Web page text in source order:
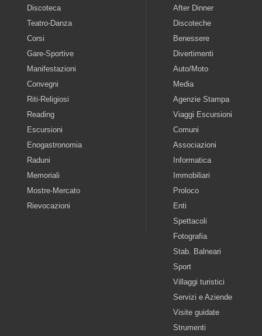
Discoteca
Teatro-Danza
Corsi
Gare-Sportive
Manifestazioni
Convegni
Riti-Religiosi
Reading
Escursioni
Enogastronomia
Raduni
Memoriali
Mostre-Mercato
Rievocazioni
After Dinner
Discoteche
Benessere
Divertimenti
Auto/Moto
Media
Agenzie Stampa
Viaggi Escursioni
Comuni
Associazioni
Informatica
Immobiliari
Proloco
Enti
Spettacoli
Fotografia
Stab. Balneari
Sport
Villaggi turistici
Servizi e Aziende
Visite guidate
Strumenti